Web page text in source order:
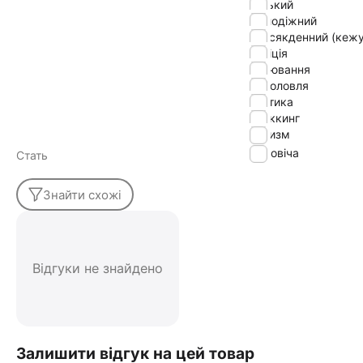
міський
молодіжний
повсякденний
поліція
полювання
риболовля
тактика
треккинг
туризм
Стать
Чоловіча
Знайти схожі
Відгуки не знайдено
Залишити відгук на цей товар